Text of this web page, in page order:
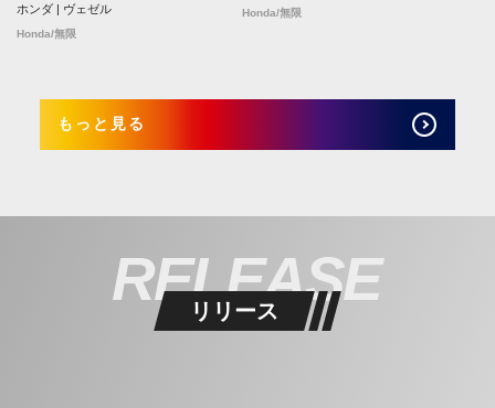
ホンダ | ヴェゼル
Honda/無限
Honda/無限
もっと見る
RELEASE
リリース